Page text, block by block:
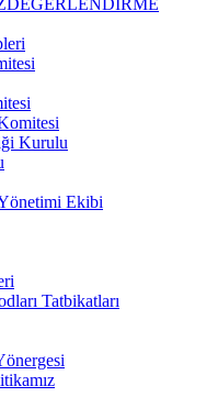
Kurulu
Ekibi
Tatbikatları